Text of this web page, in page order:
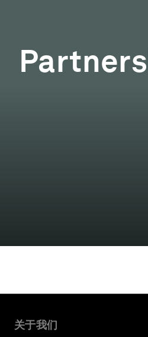
关于我们